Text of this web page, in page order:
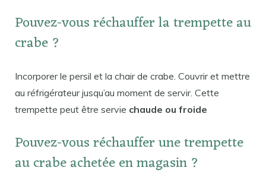
Pouvez-vous réchauffer la trempette au
crabe ?
Incorporer le persil et la chair de crabe. Couvrir et mettre
au réfrigérateur jusqu’au moment de servir. Cette
trempette peut être servie chaude ou froide
Pouvez-vous réchauffer une trempette
au crabe achetée en magasin ?